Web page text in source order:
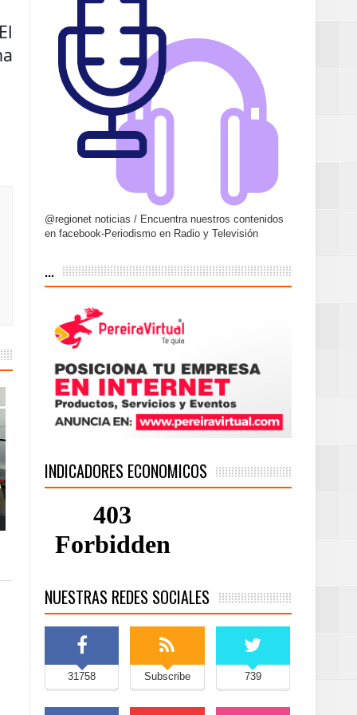
@regionet noticias / Encuentra nuestros contenidos
en facebook-Periodismo en Radio y Televisión
...
INDICADORES ECONOMICOS
NUESTRAS REDES SOCIALES
31758 Subscribe 739